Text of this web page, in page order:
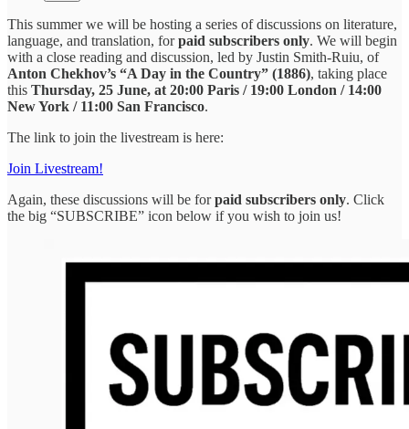
This summer we will be hosting a series of discussions on literature,
language, and translation, forpaid subscribers only. We will begin
with a close reading and discussion, led by Justin Smith-Ruiu, of
Anton Chekhov’s “A Day in the Country” (1886), taking place
this Thursday, 25 June, at 20:00 Paris / 19:00 London / 14:00
New York / 11:00 San Francisco.
The link to join the livestream is here:
Join Livestream!
Again, these discussions will be forpaid subscribers only. Click
the big “SUBSCRIBE” icon below if you wish to join us!